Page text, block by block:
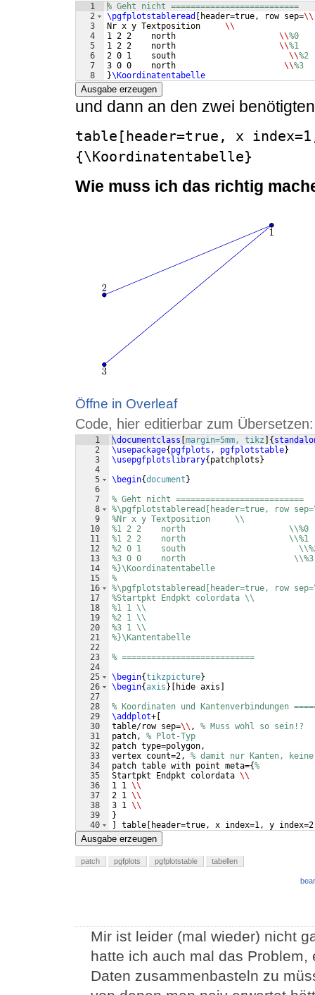
1
2
3
4
5
6
7
8
% Geht nicht ==========================
\pgfplotstableread [ header=true, row sep=\\
Nr x y Textposition \\
1 2 2    north \\%0
1 2 2    north \\%1
2 0 1    south \\%2
3 0 0    north \\%3
}\Koordinatentabelle
Ausgabe erzeugen
und dann an den zwei
table[header=true, x
{\Koordinatentabelle}
Wie muss ich das richtig
Öffne in Overleaf
Code, hier editierbar zum Übersetzen:
1
2
3
4
5
6
7
8
9
10
11
12
13
14
15
16
17
18
19
20
21
22
23
24
25
26
27
28
29
30
31
32
33
34
35
36
37
38
39
40
41
\documentclass [margin=5mm, tikz ] {
\usepackage{pgfplots, pgfplotstable}
\usepgfplotslibrary{patchplots}
\begin{document}
% Geht nicht ==========================
%\pgfplotstableread[header=true, row
%Nr x y Textposition     \\
%1 2 2    north                     \\%0
%1 2 2    north                     \\%1
%2 0 1    south
%3 0 0    north                      \\%3
%}\Koordinatentabelle
%
%\pgfplotstableread[header=true, row
%Startpkt Endpkt colordata \\
%1 1 \\
%2 1 \\
%3 1 \\
%}\Kantentabelle
% ===========================
\begin{tikzpicture}
\begin{axis} [ hide axis ]
% Koordinaten und Kantenverbindungen
\addplot+ [
table/row sep=\\ , % Muss wohl so sein!?
patch, % Plot-Typ
patch type=polygon,
vertex count=2, % damit nur Kanten,
patch table with point meta={%
Startpkt Endpkt colordata \\
1 1 \\
2 1 \\
3 1 \\
}
]
table [ header=true, x index=1, y
Nr x y Textposition
Ausgabe erzeugen
patch pgfplots pgfplotstable tabellen
Mir ist leider (mal wieder) nicht
hatte ich auch mal das
Daten zusammenbasteln zu